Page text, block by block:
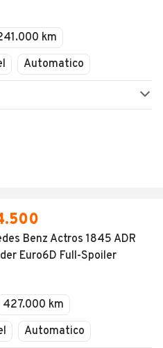
km
Automatico
Benz Actros 1845 ADR
Euro6D Full-Spoiler
427.000 km
Automatico